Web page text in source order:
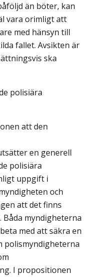
än böter, kan
vara orimligt att
med hänsyn till
fallet. Avsikten är
ska
polisiära
att den
en generell
polisiära
uppgift i
och
att det finns
myndigheterna
med att säkra en
polismyndigheterna
I propositionen